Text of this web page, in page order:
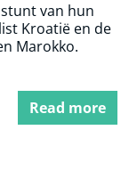
van hun
Kroatië en de
Marokko.
Read more